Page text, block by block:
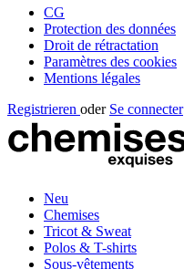
CG
Protection des données
Droit de rétractation
Paramètres des cookies
Mentions légales
Registrieren oder Se connecter
Neu
Chemises
Tricot & Sweat
Polos & T-shirts
Sous-vêtements